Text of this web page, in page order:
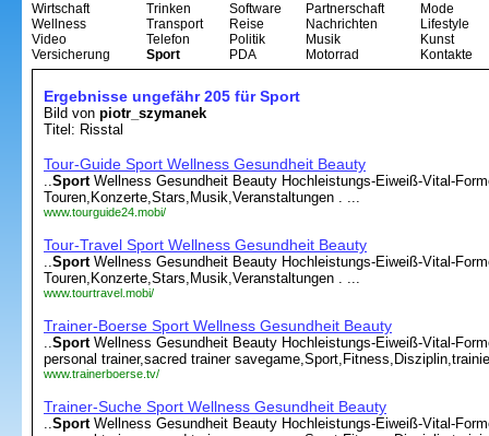
Wirtschaft
Wellness
Video
Versicherung
Trinken
Transport
Telefon
Sport
Software
Reise
Politik
PDA
Partnerschaft
Nachrichten
Musik
Motorrad
Mode
Lifestyle
Kunst
Kontakte
Ergebnisse ungefähr 205 für Sport
Bild von piotr_szymanek
Titel: Risstal
Tour-Guide Sport Wellness Gesundheit Beauty
..SportWellness Gesundheit Beauty Hochleistungs-Eiweiß-Vital-
Touren,Konzerte,Stars,Musik,Veranstaltungen . ...
www.tourguide24.mobi/
Tour-Travel Sport Wellness Gesundheit Beauty
..SportWellness Gesundheit Beauty Hochleistungs-Eiweiß-Vital-
Touren,Konzerte,Stars,Musik,Veranstaltungen . ...
www.tourtravel.mobi/
Trainer-Boerse Sport Wellness Gesundheit Beauty
..SportWellness Gesundheit Beauty Hochleistungs-Eiweiß-Vital-
personal trainer,sacred trainer
www.trainerboerse.tv/
Trainer-Suche Sport Wellness Gesundheit Beauty
..SportWellness Gesundheit Beauty Hochleistungs-Eiweiß-Vital-